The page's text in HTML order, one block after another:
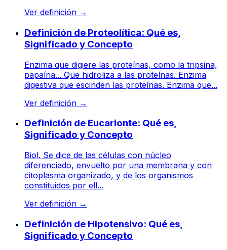
Ver definición →
Definición de Proteolítica: Qué es,
Significado y Concepto
Enzima que digiere las proteínas, como la tripsina,
papaína... Que hidroliza a las proteínas. Enzima
digestiva que escinden las proteínas. Enzima que...
Ver definición →
Definición de Eucarionte: Qué es,
Significado y Concepto
Biol. Se dice de las células con núcleo
diferenciado, envuelto por una membrana y con
citoplasma organizado, y de los organismos
constituidos por ell...
Ver definición →
Definición de Hipotensivo: Qué es,
Significado y Concepto